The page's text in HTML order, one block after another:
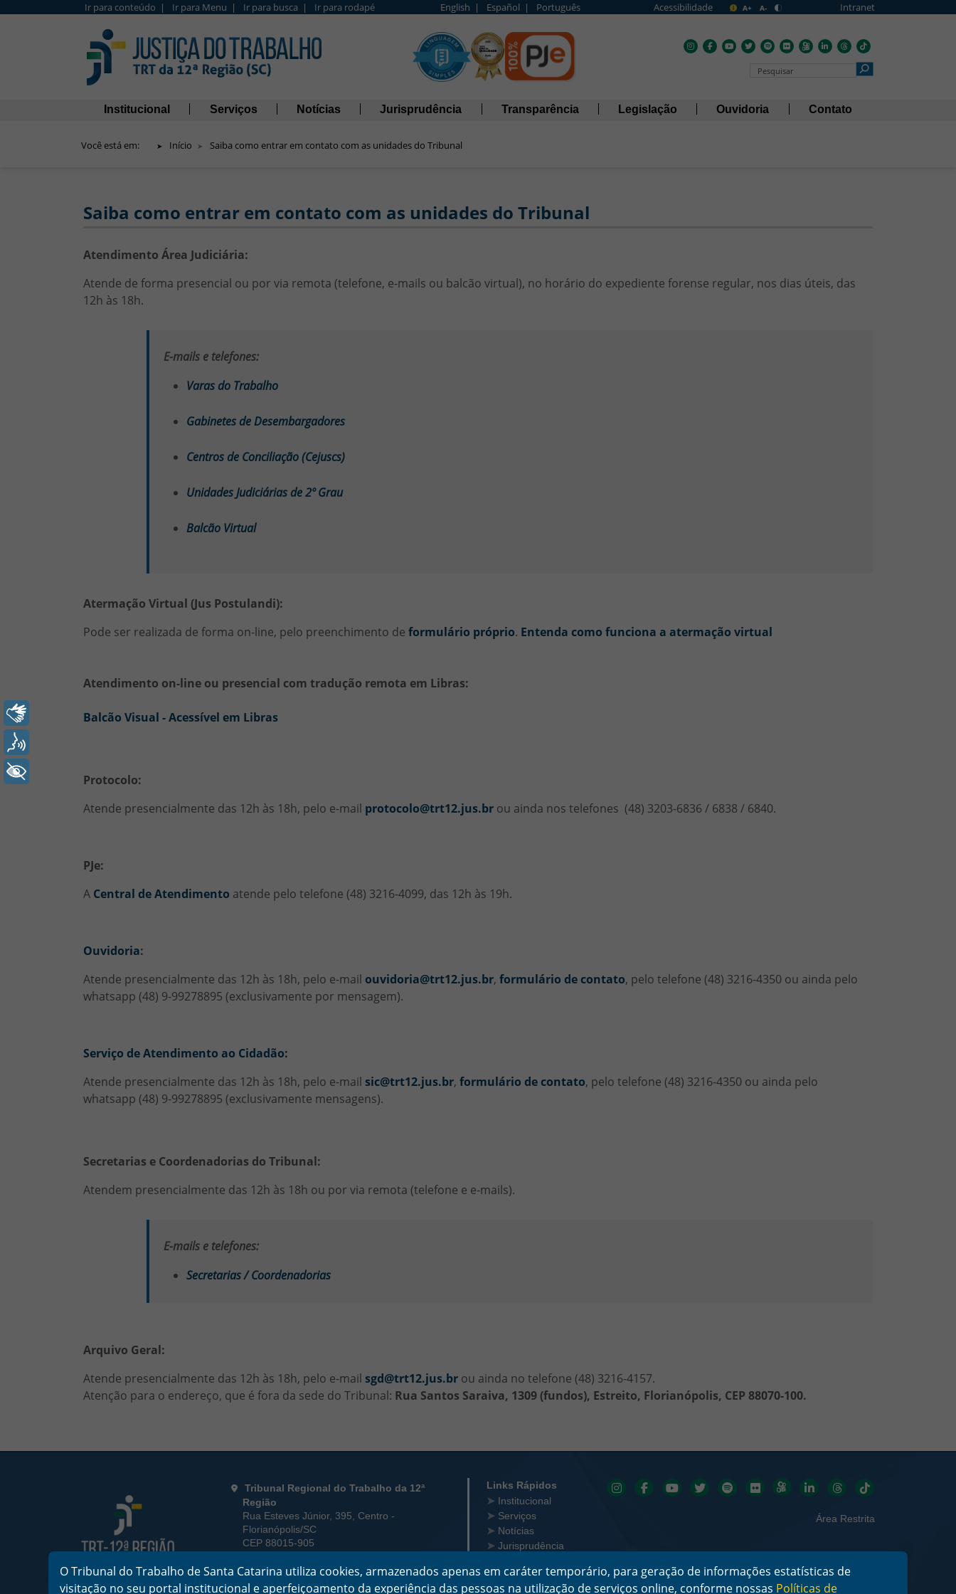
Barra de Acesso Rápido
Ir para conteúdo | Ir para Menu | Ir para busca | Ir para rodapé English | Español | Português Acessibilidade A+ A- Intranet
Pesquisar no Portal
Navegação principal
Institucional Serviços Notícias Jurisprudência Transparência Legislação Ouvidoria Contato
Você está em: Início Saiba como entrar em contato com as unidades do Tribunal
Saiba como entrar em contato com as unidades do Tribunal
Saiba como entrar em contato com as unidades do Tribunal
HTML
Atendimento Área Judiciária:
Atende de forma presencial ou por via remota (telefone, e-mails ou balcão virtual), no horário do expediente forense regular, nos dias úteis, das
12h às 18h.
E-mails e telefones:
Varas do Trabalho
Gabinetes de Desembargadores
Centros de Conciliação (Cejuscs)
Unidades Judiciárias de 2º Grau
Balcão Virtual
Atermação Virtual (Jus Postulandi):
Pode ser realizada de forma on-line, pelo preenchimento de formulário próprio. Entenda como funciona a atermação virtual
Atendimento on-line ou presencial com tradução remota em Libras:
Balcão Visual - Acessível em Libras
Protocolo:
Atende presencialmente das 12h às 18h, pelo e-mail protocolo@trt12.jus.br ou ainda nos telefones (48) 3203-6836 / 6838 / 6840.
PJe:
A Central de Atendimento atende pelo telefone (48) 3216-4099, das 12h às 19h.
Ouvidoria:
Atende presencialmente das 12h às 18h, pelo e-mail ouvidoria@trt12.jus.br, formulário de contato, pelo telefone (48) 3216-4350 ou ainda pelo
whatsapp (48) 9-99278895 (exclusivamente por mensagem).
Serviço de Atendimento ao Cidadão:
Atende presencialmente das 12h às 18h, pelo e-mail sic@trt12.jus.br, formulário de contato, pelo telefone (48) 3216-4350 ou ainda pelo
whatsapp (48) 9-99278895 (exclusivamente mensagens).
Secretarias e Coordenadorias do Tribunal:
Atendem presencialmente das 12h às 18h ou por via remota (telefone e e-mails).
E-mails e telefones:
Secretarias / Coordenadorias
Arquivo Geral:
Atende presencialmente das 12h às 18h, pelo e-mail sgd@trt12.jus.br ou ainda no telefone (48) 3216-4157.
Atenção para o endereço, que é fora da sede do Tribunal: Rua Santos Saraiva, 1309 (fundos), Estreito, Florianópolis, CEP 88070-100.
Informações de Contato
Tribunal Regional do Trabalho da 12ª
Região
Rua Esteves Júnior, 395, Centro -
Florianópolis/SC
CEP 88015-905
Horário de Funcionamento:
Links Rápidos
Institucional
Serviços
Notícias
Jurisprudência
Legislação
Ouvidoria
Redes sociais
Área Restrita
O Tribunal do Trabalho de Santa Catarina utiliza cookies, armazenados apenas em caráter temporário, para geração de informações estatísticas de
visitação no seu portal institucional e aperfeiçoamento da experiência das pessoas na utilização de serviços online, conforme nossas Políticas de
+ Acessibilidade